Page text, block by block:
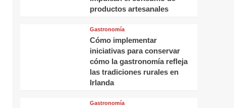
productos artesanales
Gastronomía
Cómo implementar
iniciativas para conservar
cómo la gastronomía refleja
las tradiciones rurales en
Irlanda
Gastronomía